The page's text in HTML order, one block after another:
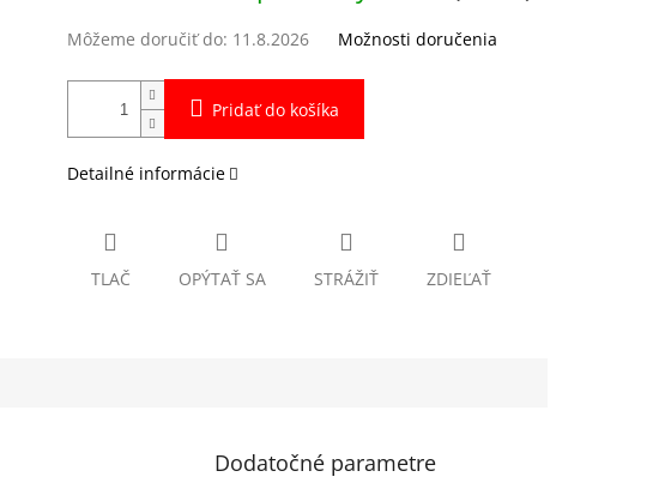
Môžeme doručiť do: 11.8.2026 Možnosti doručenia
Pridať do košíka
Detailné informácie
TLAČ OPÝTAŤ SA STRÁŽIŤ ZDIEĽAŤ
Dodatočné parametre